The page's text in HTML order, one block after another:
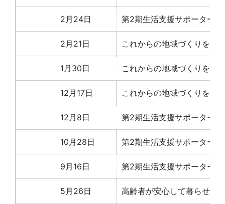
2月24日 第2期生活支援サポーター養
2月21日 これからの地域づくりを考
1月30日 これからの地域づくりを考
12月17日 これからの地域づくりを考
12月8日 第2期生活支援サポーター養
10月28日 第2期生活支援サポーター養
9月16日 第2期生活支援サポーター養
5月26日 高齢者が安心して暮らせる